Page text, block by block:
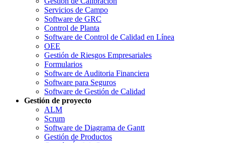
Servicios de Campo
Software de GRC
Control de Planta
Software de Control de Calidad en Línea
OEE
Gestión de Riesgos Empresariales
Formularios
Software de Auditoria Financiera
Software para Seguros
Software de Gestión de Calidad
Gestión de proyecto
ALM
Scrum
Software de Diagrama de Gantt
Gestión de Productos